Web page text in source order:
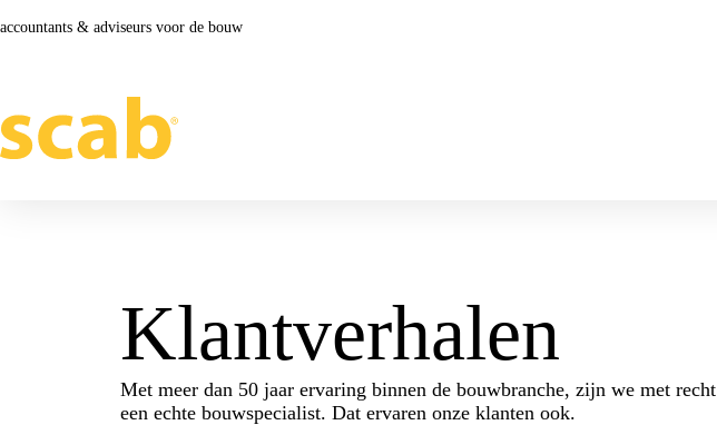
accountants & adviseurs voor de bouw
Klantverhalen
Met meer dan 50 jaar ervaring binnen de bouwbranche, zijn we met recht
een echte bouwspecialist. Dat ervaren onze klanten ook.